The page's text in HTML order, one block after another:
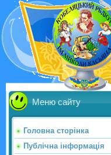
Меню сайту
Головна сторінка
Публічна інформація